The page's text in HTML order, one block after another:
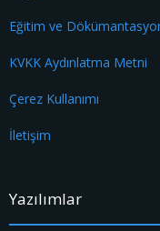
Eğitim ve
KVKK Aydınlatma Metni
Çerez Kullanımı
İletişim
Yazılımlar